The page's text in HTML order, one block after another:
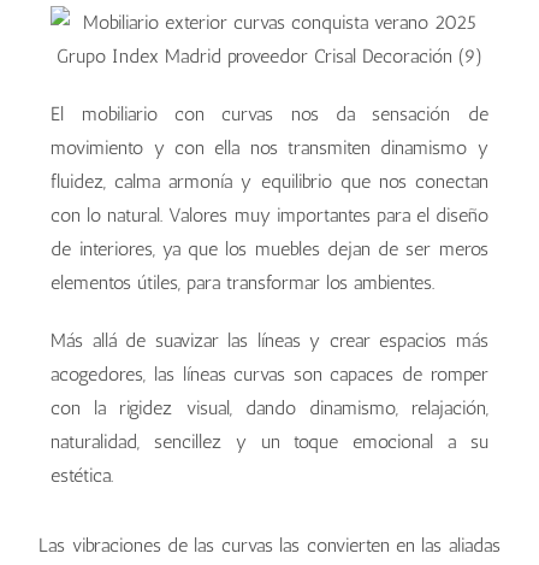
El mobiliario con curvas nos da sensación de
movimiento y con ella nos transmiten dinamismo y
fluidez, calma armonía y equilibrio que nos conectan
con lo natural. Valores muy importantes para el diseño
de interiores, ya que los muebles dejan de ser meros
elementos útiles, para transformar los ambientes.
Más allá de suavizar las líneas y crear espacios más
acogedores, las líneas curvas son capaces de romper
con la rigidez visual, dando dinamismo, relajación,
naturalidad, sencillez y un toque emocional a su
estética.
Las vibraciones de las curvas las convierten en las aliadas